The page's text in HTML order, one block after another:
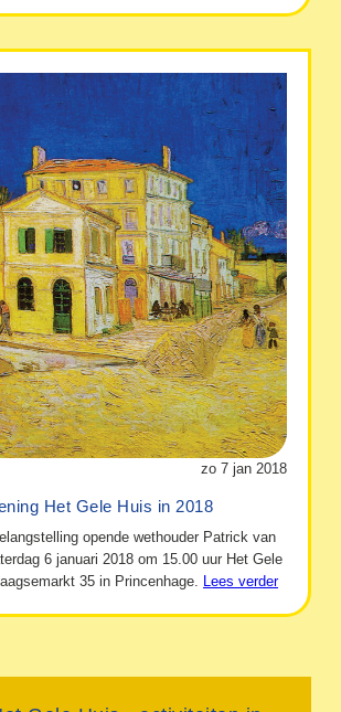
zo 7 jan 2018
Het Gele Huis in 2018
opende wethouder Patrick van
6 januari 2018 om 15.00 uur Het Gele
35 in Princenhage. Lees verder